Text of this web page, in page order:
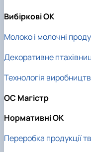
Вибіркові ОК
Молоко і молочні
Декоративне
Технологія
ОС Магістр
Нормативні ОК
Переробка продукції